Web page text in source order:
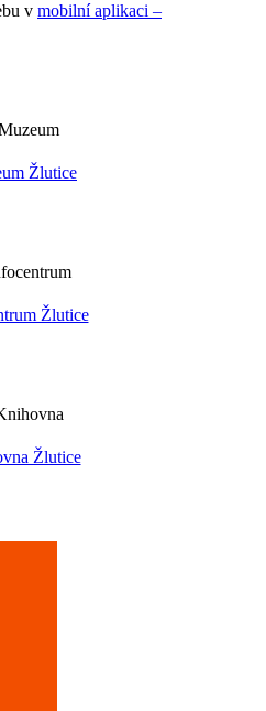
v mobilní aplikaci –
Žlutice
Žlutice
Žlutice